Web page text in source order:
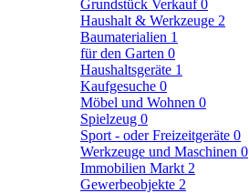
Grundstück Verkauf0
Haushalt & Werkzeuge 2
Baumaterialien 1
für den Garten 0
Haushaltsgeräte 1
Kaufgesuche 0
Möbel und Wohnen 0
Spielzeug 0
Sport - oder Freizeitgeräte 0
Werkzeuge und Maschinen 0
Immobilien Markt 2
Gewerbeobjekte 2